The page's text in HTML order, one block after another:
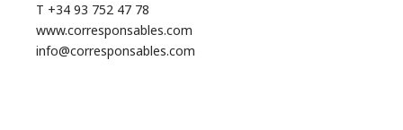
T +34 93 752 47 78
www.corresponsables.com
info@corresponsables.com